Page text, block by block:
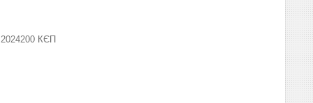
2024200 КЄП